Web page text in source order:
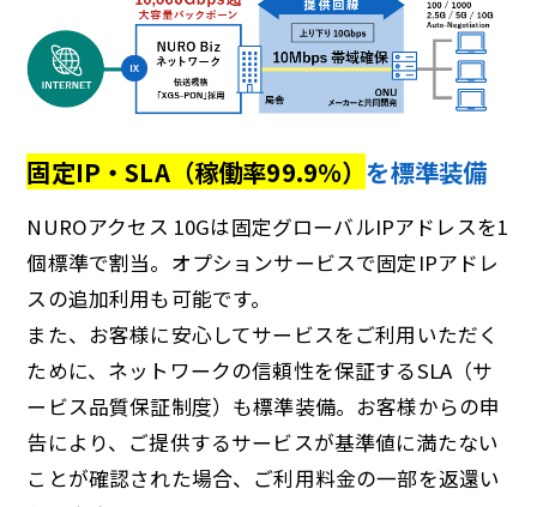
固定IP・SLA（稼働率99.9%） を標準装備
NUROアクセス 10Gは固定グローバルIPアドレスを1
個標準で割当。オプションサービスで固定IPアドレ
スの追加利用も可能です。
また、お客様に安心してサービスをご利用いただく
ために、ネットワークの信頼性を保証するSLA（サ
ービス品質保証制度）も標準装備。お客様からの申
告により、ご提供するサービスが基準値に満たない
ことが確認された場合、ご利用料金の一部を返還い